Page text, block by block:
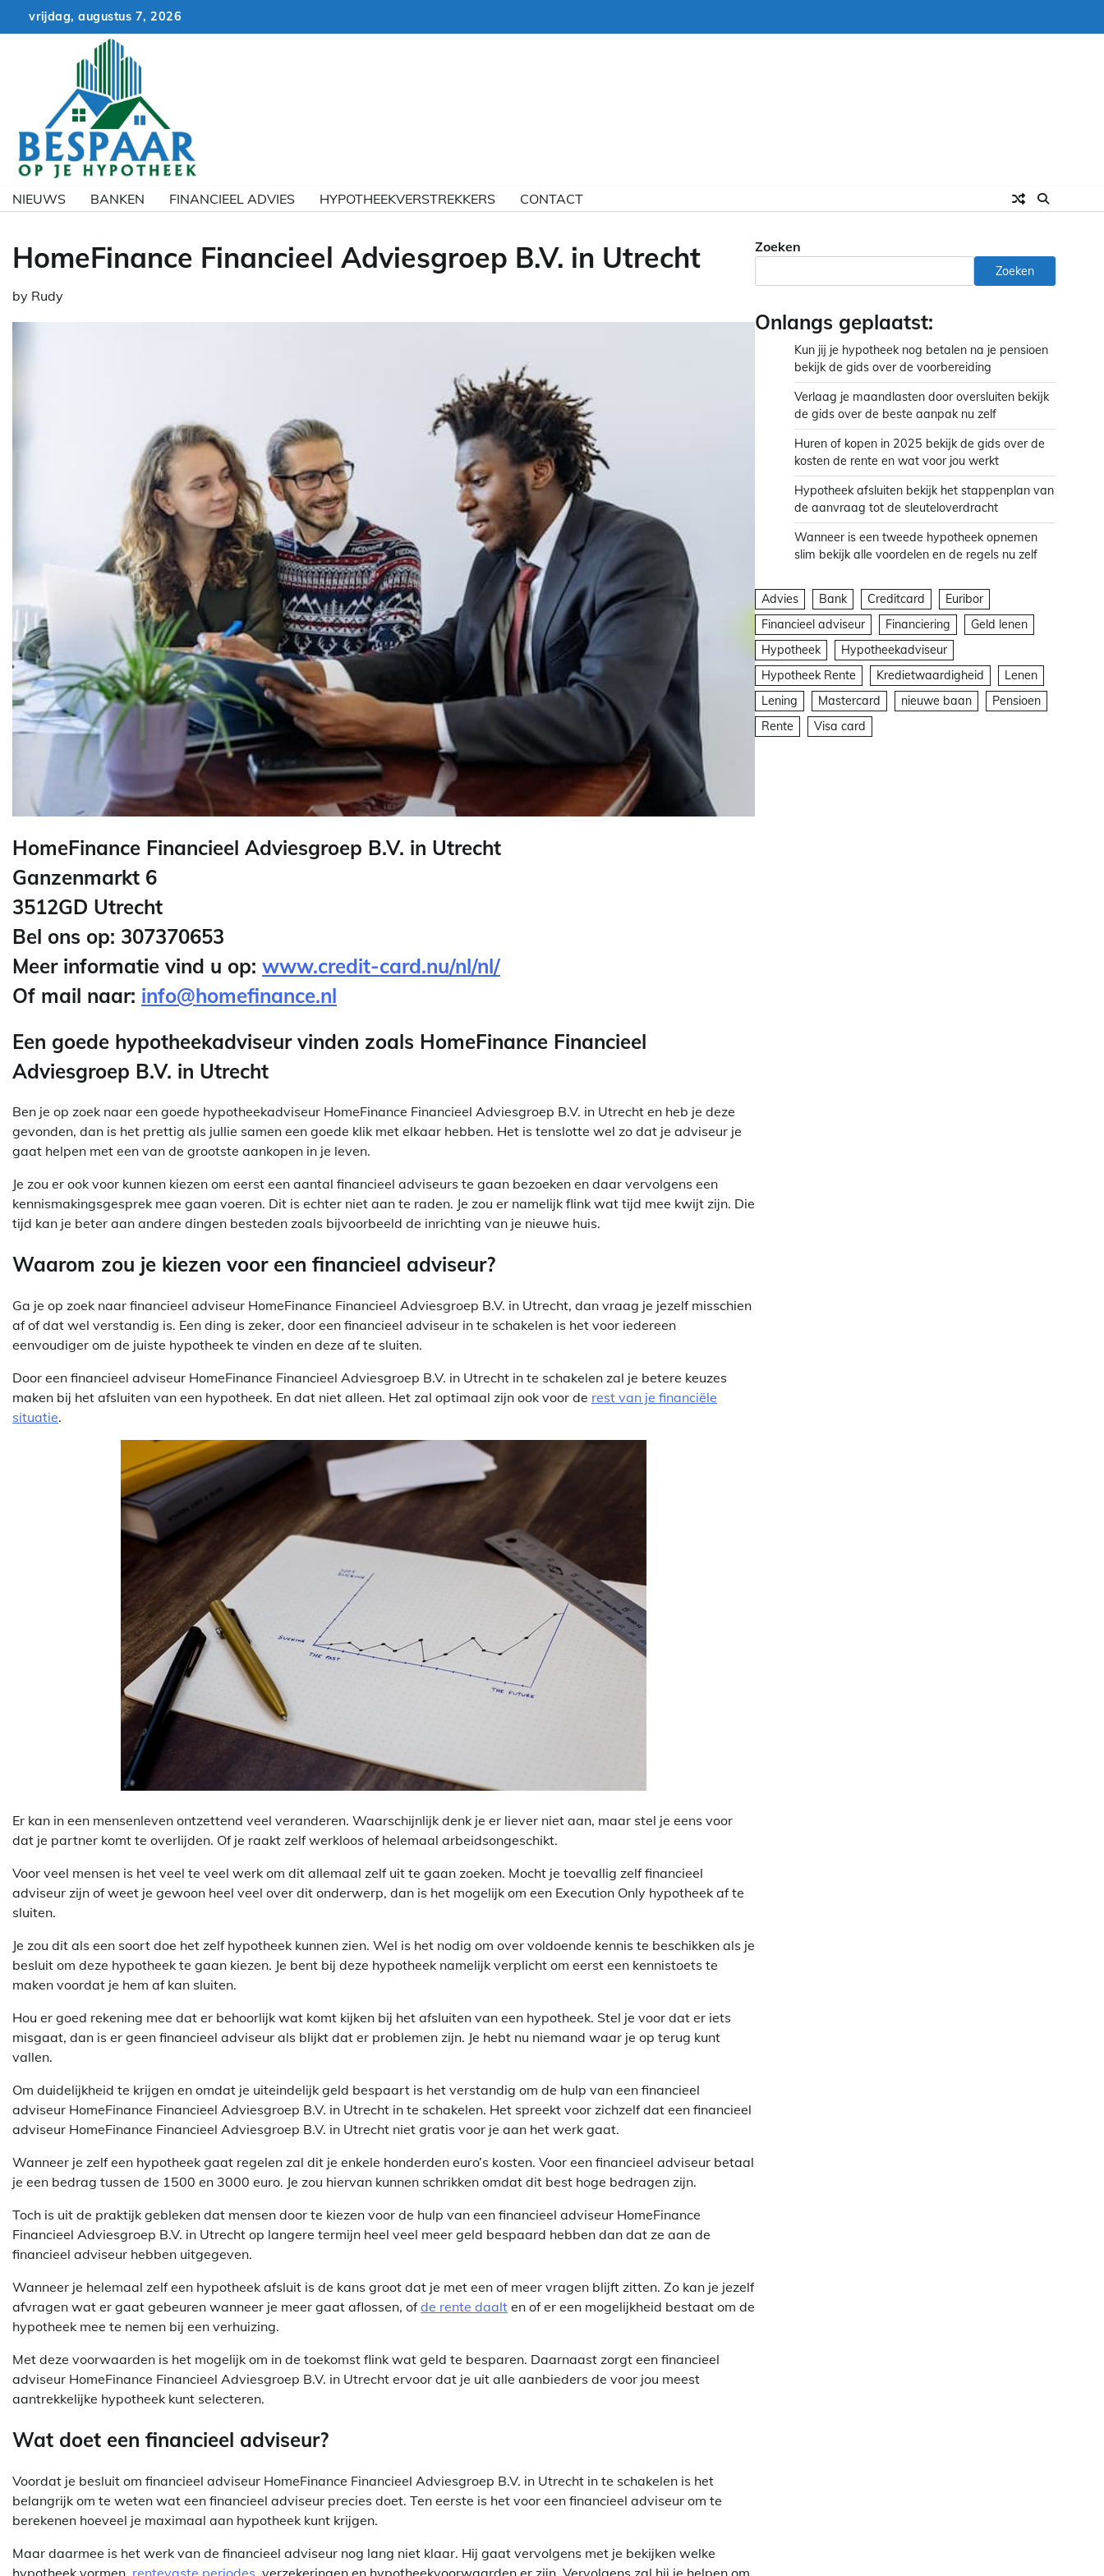
vrijdag, augustus 7, 2026
NIEUWS BANKEN FINANCIEEL ADVIES HYPOTHEEKVERSTREKKERS CONTACT
HomeFinance Financieel Adviesgroep B.V. in Utrecht
by Rudy
HomeFinance Financieel Adviesgroep B.V. in Utrecht
Ganzenmarkt 6
3512GD Utrecht
Bel ons op: 307370653
Meer informatie vind u op: www.credit-card.nu/nl/nl/
Of mail naar: info@homefinance.nl
Een goede hypotheekadviseur vinden zoals HomeFinance Financieel
Adviesgroep B.V. in Utrecht
Ben je op zoek naar een goede hypotheekadviseur HomeFinance Financieel Adviesgroep B.V. in Utrecht en heb je deze
gevonden, dan is het prettig als jullie samen een goede klik met elkaar hebben. Het is tenslotte wel zo dat je adviseur je
gaat helpen met een van de grootste aankopen in je leven.
Je zou er ook voor kunnen kiezen om eerst een aantal financieel adviseurs te gaan bezoeken en daar vervolgens een
kennismakingsgesprek mee gaan voeren. Dit is echter niet aan te raden. Je zou er namelijk flink wat tijd mee kwijt zijn. Die
tijd kan je beter aan andere dingen besteden zoals bijvoorbeeld de inrichting van je nieuwe huis.
Waarom zou je kiezen voor een financieel adviseur?
Ga je op zoek naar financieel adviseur HomeFinance Financieel Adviesgroep B.V. in Utrecht, dan vraag je jezelf misschien
af of dat wel verstandig is. Een ding is zeker, door een financieel adviseur in te schakelen is het voor iedereen
eenvoudiger om de juiste hypotheek te vinden en deze af te sluiten.
Door een financieel adviseur HomeFinance Financieel Adviesgroep B.V. in Utrecht in te schakelen zal je betere keuzes
maken bij het afsluiten van een hypotheek. En dat niet alleen. Het zal optimaal zijn ook voor de rest van je financiële
situatie.
Er kan in een mensenleven ontzettend veel veranderen. Waarschijnlijk denk je er liever niet aan, maar stel je eens voor
dat je partner komt te overlijden. Of je raakt zelf werkloos of helemaal arbeidsongeschikt.
Voor veel mensen is het veel te veel werk om dit allemaal zelf uit te gaan zoeken. Mocht je toevallig zelf financieel
adviseur zijn of weet je gewoon heel veel over dit onderwerp, dan is het mogelijk om een Execution Only hypotheek af te
sluiten.
Je zou dit als een soort doe het zelf hypotheek kunnen zien. Wel is het nodig om over voldoende kennis te beschikken als je
besluit om deze hypotheek te gaan kiezen. Je bent bij deze hypotheek namelijk verplicht om eerst een kennistoets te
maken voordat je hem af kan sluiten.
Hou er goed rekening mee dat er behoorlijk wat komt kijken bij het afsluiten van een hypotheek. Stel je voor dat er iets
misgaat, dan is er geen financieel adviseur als blijkt dat er problemen zijn. Je hebt nu niemand waar je op terug kunt
vallen.
Om duidelijkheid te krijgen en omdat je uiteindelijk geld bespaart is het verstandig om de hulp van een financieel
adviseur HomeFinance Financieel Adviesgroep B.V. in Utrecht in te schakelen. Het spreekt voor zichzelf dat een financieel
adviseur HomeFinance Financieel Adviesgroep B.V. in Utrecht niet gratis voor je aan het werk gaat.
Wanneer je zelf een hypotheek gaat regelen zal dit je enkele honderden euro’s kosten. Voor een financieel adviseur betaal
je een bedrag tussen de 1500 en 3000 euro. Je zou hiervan kunnen schrikken omdat dit best hoge bedragen zijn.
Toch is uit de praktijk gebleken dat mensen door te kiezen voor de hulp van een financieel adviseur HomeFinance
Financieel Adviesgroep B.V. in Utrecht op langere termijn heel veel meer geld bespaard hebben dan dat ze aan de
financieel adviseur hebben uitgegeven.
Wanneer je helemaal zelf een hypotheek afsluit is de kans groot dat je met een of meer vragen blijft zitten. Zo kan je jezelf
afvragen wat er gaat gebeuren wanneer je meer gaat aflossen, ofde rente daalt en of er een mogelijkheid bestaat om de
hypotheek mee te nemen bij een verhuizing.
Met deze voorwaarden is het mogelijk om in de toekomst flink wat geld te besparen. Daarnaast zorgt een financieel
adviseur HomeFinance Financieel Adviesgroep B.V. in Utrecht ervoor dat je uit alle aanbieders de voor jou meest
aantrekkelijke hypotheek kunt selecteren.
Wat doet een financieel adviseur?
Voordat je besluit om financieel adviseur HomeFinance Financieel Adviesgroep B.V. in Utrecht in te schakelen is het
belangrijk om te weten wat een financieel adviseur precies doet. Ten eerste is het voor een financieel adviseur om te
berekenen hoeveel je maximaal aan hypotheek kunt krijgen.
Maar daarmee is het werk van de financieel adviseur nog lang niet klaar. Hij gaat vervolgens met je bekijken welke
Zoeken
Zoeken
Onlangs geplaatst:
Kun jij je hypotheek nog betalen na je pensioen
bekijk de gids over de voorbereiding
Verlaag je maandlasten door oversluiten bekijk
de gids over de beste aanpak nu zelf
Huren of kopen in 2025 bekijk de gids over de
kosten de rente en wat voor jou werkt
Hypotheek afsluiten bekijk het stappenplan van
de aanvraag tot de sleuteloverdracht
Wanneer is een tweede hypotheek opnemen
slim bekijk alle voordelen en de regels nu zelf
Advies Bank Creditcard
Euribor
Financieel adviseur
Financiering
Geld lenen
Hypotheek
Hypotheekadviseur
Hypotheek Rente
Kredietwaardigheid
Lenen
Lening
Mastercard nieuwe baan
Pensioen
Rente
Visa card